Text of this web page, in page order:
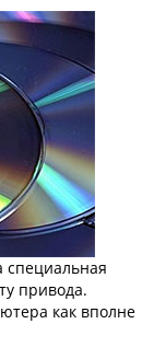
специальная
привода.
как вполне